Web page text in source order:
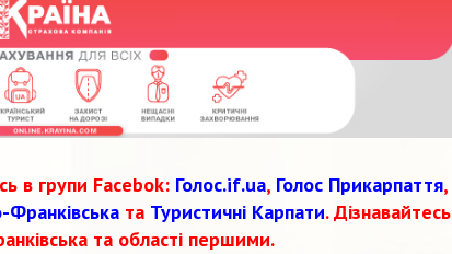
в групи Facebok: Голос.if.ua, Голос Прикарпаття,
Франківськата Туристичні Карпати. Дізнавайтесь
та області першими.